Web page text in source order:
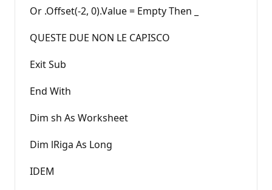
Or .Offset(-2, 0).Value = Empty Then _
QUESTE DUE NON LE CAPISCO
Exit Sub
End With
Dim sh As Worksheet
Dim lRiga As Long
IDEM